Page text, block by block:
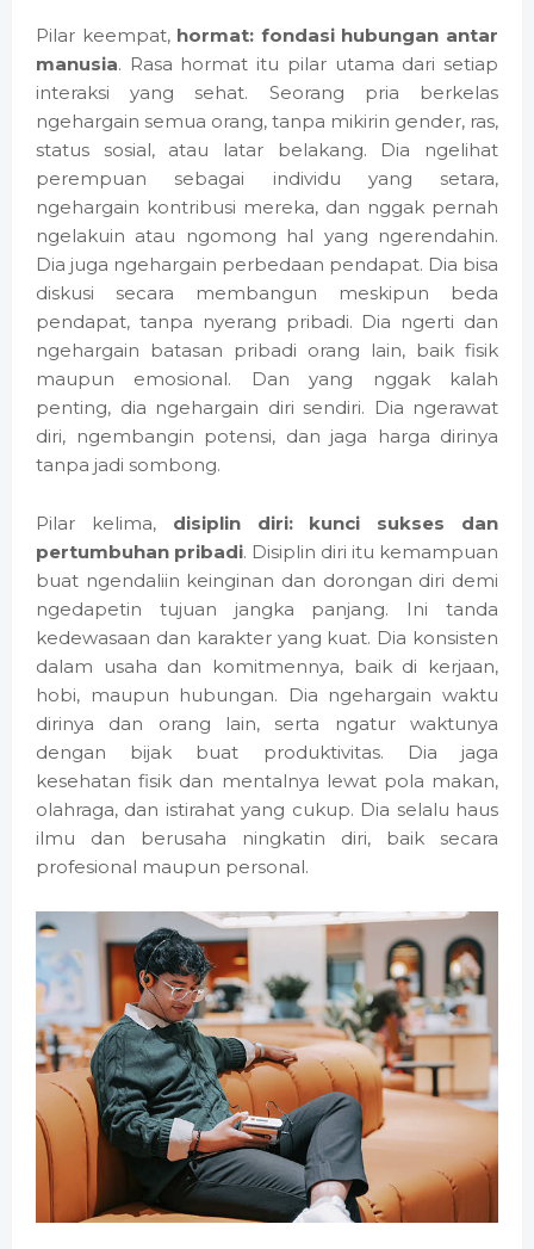
Pilar keempat, hormat: fondasi hubungan antar
manusia. Rasa hormat itu pilar utama dari setiap
interaksi yang sehat. Seorang pria berkelas
ngehargain semua orang, tanpa mikirin gender, ras,
status sosial, atau latar belakang. Dia ngelihat
perempuan sebagai individu yang setara,
ngehargain kontribusi mereka, dan nggak pernah
ngelakuin atau ngomong hal yang ngerendahin.
Dia juga ngehargain perbedaan pendapat. Dia bisa
diskusi secara membangun meskipun beda
pendapat, tanpa nyerang pribadi. Dia ngerti dan
ngehargain batasan pribadi orang lain, baik fisik
maupun emosional. Dan yang nggak kalah
penting, dia ngehargain diri sendiri. Dia ngerawat
diri, ngembangin potensi, dan jaga harga dirinya
tanpa jadi sombong.
Pilar kelima, disiplin diri: kunci sukses dan
pertumbuhan pribadi. Disiplin diri itu kemampuan
buat ngendaliin keinginan dan dorongan diri demi
ngedapetin tujuan jangka panjang. Ini tanda
kedewasaan dan karakter yang kuat. Dia konsisten
dalam usaha dan komitmennya, baik di kerjaan,
hobi, maupun hubungan. Dia ngehargain waktu
dirinya dan orang lain, serta ngatur waktunya
dengan bijak buat produktivitas. Dia jaga
kesehatan fisik dan mentalnya lewat pola makan,
olahraga, dan istirahat yang cukup. Dia selalu haus
ilmu dan berusaha ningkatin diri, baik secara
profesional maupun personal.